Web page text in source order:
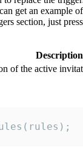
get an example
section, just
Description
of the active